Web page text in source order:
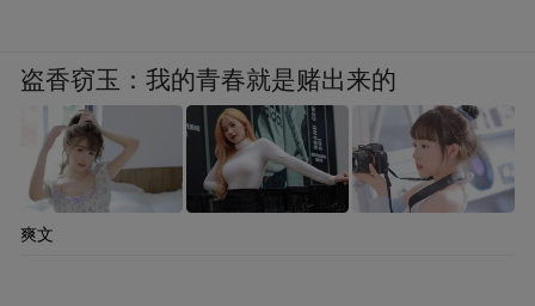
盗香窃玉：我的青春就是赌出来的
爽文